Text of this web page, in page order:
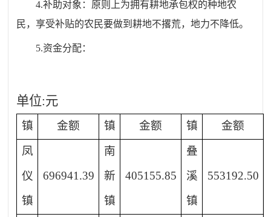
4.补助对象： 原则上为拥有耕地承包权的种地农
民，享受补贴的农民要做到耕地不撂荒，地力不降低。
5.资金分配：
单位:元
镇 金额 镇 金额 镇
金额
凤
仪
镇
696941.39
南
新
镇
405155.85
叠
溪
镇
553192.50